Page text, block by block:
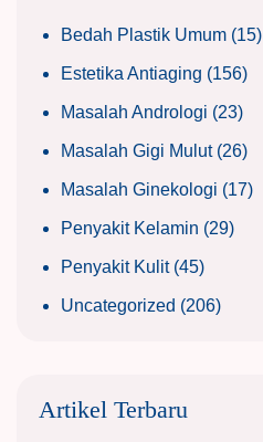
Bedah Plastik Umum (15)
Estetika Antiaging (156)
Masalah Andrologi (23)
Masalah Gigi Mulut(26)
Masalah Ginekologi (17)
Penyakit Kelamin (29)
Penyakit Kulit(45)
Uncategorized (206)
Artikel Terbaru